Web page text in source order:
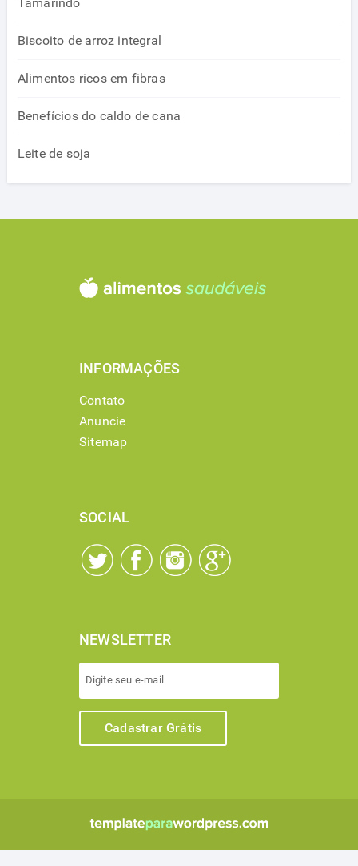
Biscoito de arroz integral
Alimentos ricos em fibras
Benefícios do caldo de cana
Leite de soja
INFORMAÇÕES
Contato
Anuncie
Sitemap
SOCIAL
NEWSLETTER